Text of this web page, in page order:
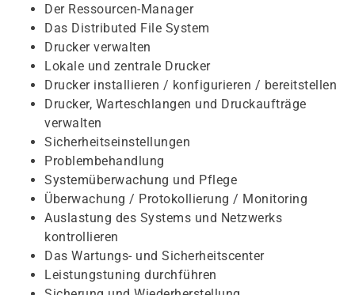
Der Ressourcen-Manager
Das Distributed File System
Drucker verwalten
Lokale und zentrale Drucker
Drucker installieren / konfigurieren / bereitstellen
Drucker, Warteschlangen und Druckaufträge
verwalten
Sicherheitseinstellungen
Problembehandlung
Systemüberwachung und Pflege
Überwachung / Protokollierung / Monitoring
Auslastung des Systems und Netzwerks
kontrollieren
Das Wartungs- und Sicherheitscenter
Leistungstuning durchführen